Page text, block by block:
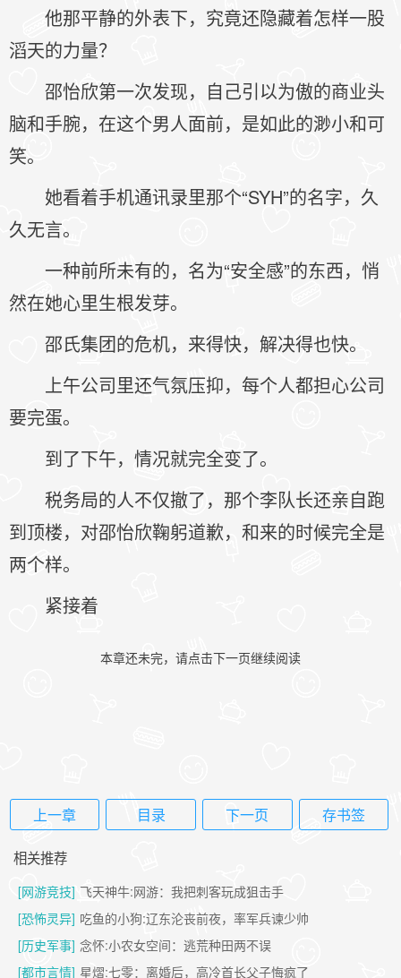
他那平静的外表下，究竟还隐藏着怎样一股
滔天的力量？
邵怡欣第一次发现，自己引以为傲的商业头
脑和手腕，在这个男人面前，是如此的渺小和可
笑。
她看着手机通讯录里那个“SYH”的名字，久
久无言。
一种前所未有的，名为“安全感”的东西，悄
然在她心里生根发芽。
邵氏集团的危机，来得快，解决得也快。
上午公司里还气氛压抑，每个人都担心公司
要完蛋。
到了下午，情况就完全变了。
税务局的人不仅撤了，那个李队长还亲自跑
到顶楼，对邵怡欣鞠躬道歉，和来的时候完全是
两个样。
紧接着
本章还未完，请点击下一页继续阅读
上一章 目录 下一页 存书签
相关推荐
[网游竞技] 飞天神牛:网游：我把刺客玩成狙击手
[恐怖灵异] 吃鱼的小狗:辽东沦丧前夜，率军兵谏少帅
[历史军事] 念怀:小农女空间：逃荒种田两不误
[都市言情] 星熠:七零：离婚后，高冷首长父子悔疯了